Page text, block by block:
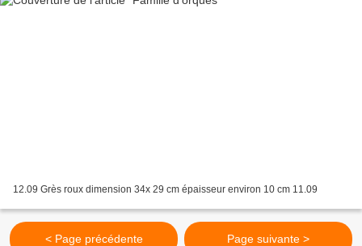
12.09 Grès roux dimension 34x 29 cm épaisseur environ 10 cm 11.09
< Page précédente Page suivante >